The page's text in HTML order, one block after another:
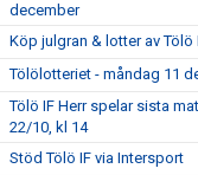
december
Köp julgran & lotter av Tölö
Tölölotteriet - måndag 11
Tölö IF Herr spelar sista
22/10, kl 14
Stöd Tölö IF via Intersport